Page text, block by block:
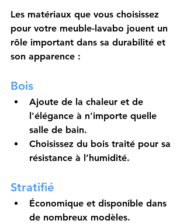
Les matériaux que vous choisissez
pour votre meuble-lavabo jouent un
rôle important dans sa durabilité et
son apparence :
Bois
Ajoute de la chaleur et de
l'élégance à n'importe quelle
salle de bain.
Choisissez du bois traité pour sa
résistance à l’humidité.
Stratifié
Économique et disponible dans
de nombreux modèles.